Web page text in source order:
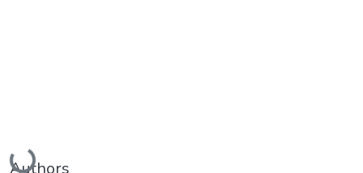
Cargando...
Authors